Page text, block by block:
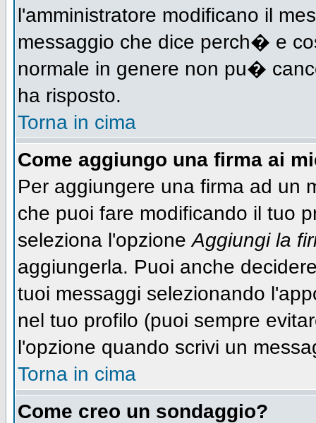
l'amministratore modificano il
messaggio che dice perch� e
normale in genere non pu�
ha risposto.
Torna in cima
Come aggiungo una firma ai
Per aggiungere una firma ad un
che puoi fare modificando il tuo
seleziona l'opzioneAggiungi la
aggiungerla. Puoi anche
tuoi messaggi selezionando
nel tuo profilo (puoi sempre
l'opzione quando scrivi un
Torna in cima
Come creo un sondaggio?